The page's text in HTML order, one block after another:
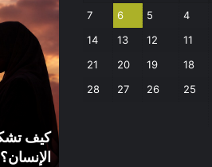
كيف
تشكل
العبادات
شخصية
الإنسان؟
كيف
الإنسان؟
4
5
6
7
11
12
13
14
18
19
20
21
25
26
27
28